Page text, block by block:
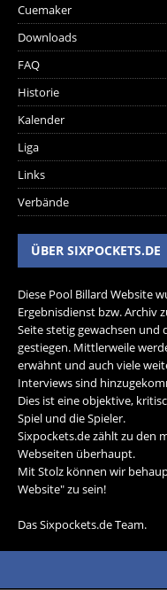
Cuemaker
Downloads
FAQ
Historie
Kalender
Liga
Links
Verbände
ÜBER SIXPOCKETS.DE
Diese Pool Billard Website
Ergebnisdienst bzw. Archiv
Seite stetig gewachsen und
gestiegen. Mittlerweile
erwähnt und auch viele
Interviews sind
Dies ist eine objektive,
Spiel und die Spieler.
Sixpockets.de zählt zu den
Webseiten überhaupt.
Mit Stolz können wir
Website" zu sein!
Das Sixpockets.de Team.